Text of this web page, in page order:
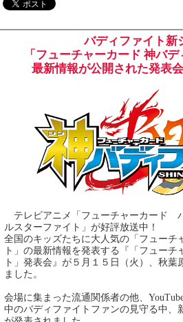
バディファイト新
「フューチャーカード 神バ
最新情報が公開された発表
テレビアニメ「フューチャーカード
ルスターファイト」が好評放送中！
全国のキッズたちに大人気の「フューチ
ト」の最新情報を発表する『「フューチ
ト」発表会』が５月１５日（火）、秋
ました。
会場に集まった流通関係者の他、
中のバディファイトファンの見守る中、